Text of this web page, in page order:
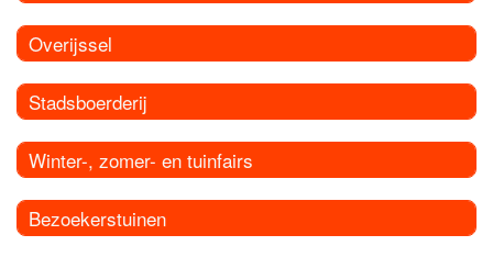
Overijssel
Stadsboerderij
Winter-, zomer- en tuinfairs
Bezoekerstuinen